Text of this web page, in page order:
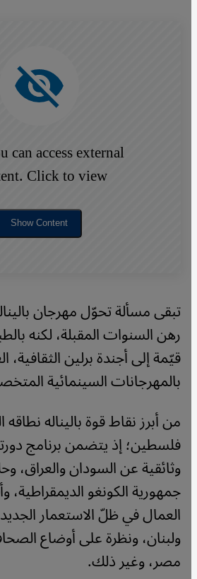
can access external
Click to view.
Show Content
تبقى مسألة تحوّل مهرجان
رهن السنوات المقبلة، لكنه
قيّمة إلى أجندة برلين الثقافية،
بالمهرجانات السينمائية
من أبرز نقاط قوة باليناله
فلسطين؛ إذ يتضمن برنامج دورته
وثائقية عن السودان والعراق،
جمهورية الكونغو
العمال في ظلّ الاستعمار
ولبنان، ونظرة على أوضاع
مصر، وغير ذلك.